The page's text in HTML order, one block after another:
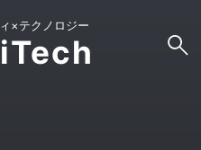
×テクノロジー